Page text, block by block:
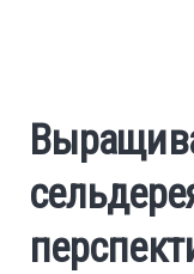
Finance
Investments